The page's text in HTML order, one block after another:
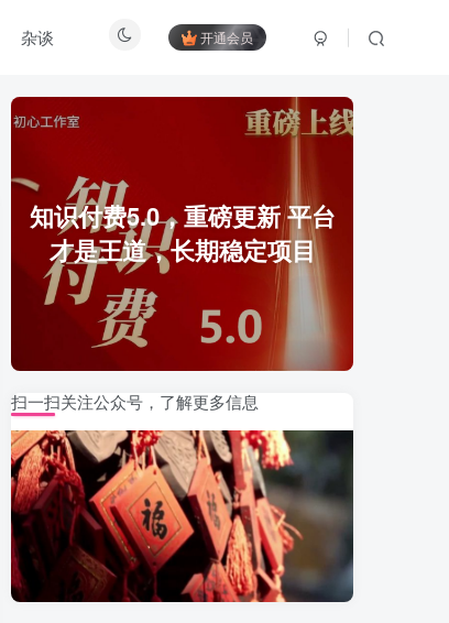
开通会员
杂谈
知识付费5.0，重磅更新 平台
才是王道，长期稳定项目
扫一扫关注公众号，了解更多信息